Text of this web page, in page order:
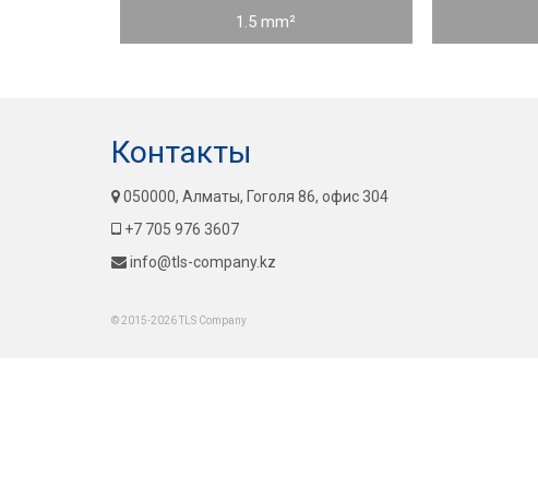
1.5 mm²
Контакты
050000, Алматы, Гоголя 86, офис 304
+7 705 976 3607
info@tls-company.kz
© 2015-2026 TLS Company